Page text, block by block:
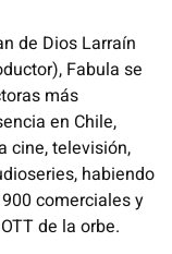
de Dios Larraín
Fabula se
más
en Chile,
cine, televisión,
habiendo
comerciales y
de la orbe.